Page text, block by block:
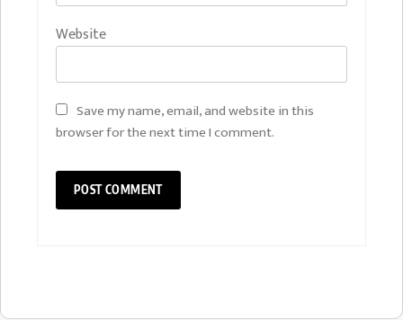
Website
Save my name, email, and website in this
browser for the next time I comment.